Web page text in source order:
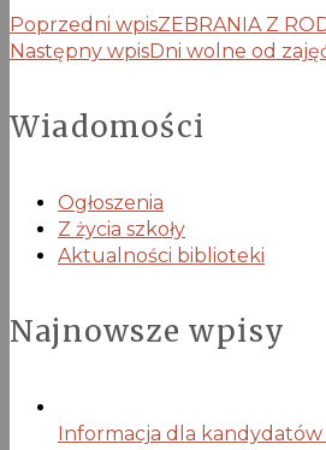
Poprzedni wpisZEBRANIA Z
Następny wpisDni wolne od
Wiadomości
Ogłoszenia
Z życia szkoły
Aktualności biblioteki
Najnowsze wpisy
Informacja dla